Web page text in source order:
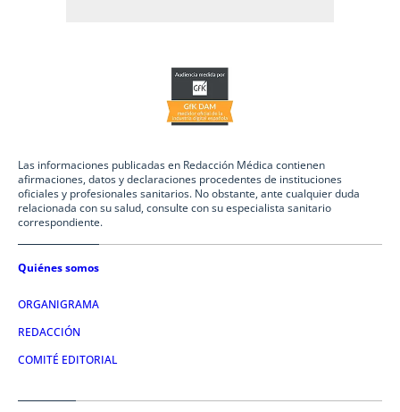
Las informaciones publicadas en Redacción Médica contienen
afirmaciones, datos y declaraciones procedentes de instituciones
oficiales y profesionales sanitarios. No obstante, ante cualquier duda
relacionada con su salud, consulte con su especialista sanitario
correspondiente.
Quiénes somos
ORGANIGRAMA
REDACCIÓN
COMITÉ EDITORIAL